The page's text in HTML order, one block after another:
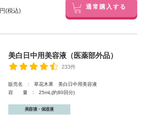
円(税込) 通常購入する
美白日中用美容液（医薬部外品）
233件
販売名 : 草花木果 美白日中用美容液
容 量 : 25mL(約80回分)
美容液・保湿液